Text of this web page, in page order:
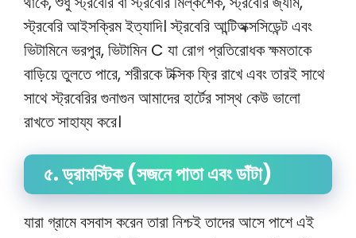
স্ট্রবেরি আইসক্রিম ইত্যাদি। স্ট্রবেরি আন্টিঅক্সসিডেন্ট এবং
ভিটামিনে ভরপুর, ভিটামিন C যা রোগ প্রতিরোধক ক্ষমতাকে
বাড়িয়ে তুলতে পারে, শরীরকে টক্সিক ফ্রি রাখে এবং তারই সাথে
সাথে স্ট্রবেরির গুনাগুন আমাদের হার্টের সাস্থ কেউ ভালো
রাখতে সাহায্য করে।
৫. ড্রামস্টিক (সজনে পাতা এবং ডাঁটা)
যারা গ্রামে বসবাস করেন তারা নিশ্চই তাদের আসে পাশে এই